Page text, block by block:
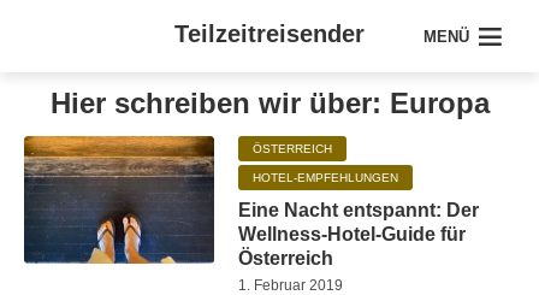
Teilzeitreisender MENÜ
Hier schreiben wir über: Europa
ÖSTERREICH
HOTEL-EMPFEHLUNGEN
Eine Nacht entspannt: Der
Wellness-Hotel-Guide für
Österreich
1. Februar 2019